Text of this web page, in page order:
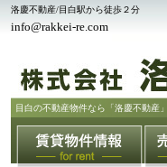
洛慶不動産/目白駅から徒歩２分
info@rakkei-re.com
目白の不動産物件なら「洛慶不動産